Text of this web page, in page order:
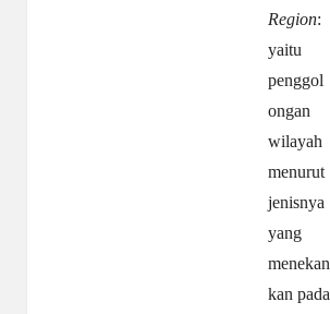
Region:
yaitu
penggol
ongan
wilayah
menurut
jenisnya
yang
menekan
kan pada